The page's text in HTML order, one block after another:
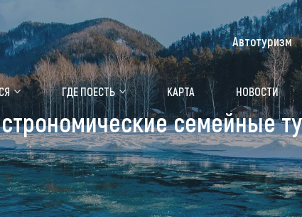
Медицинский форум
Чем заняться
Календарь событий
Аудиогид
ГДЕ ПОЕСТЬ КАРТА НОВОСТИ
Автотуризм
семейные